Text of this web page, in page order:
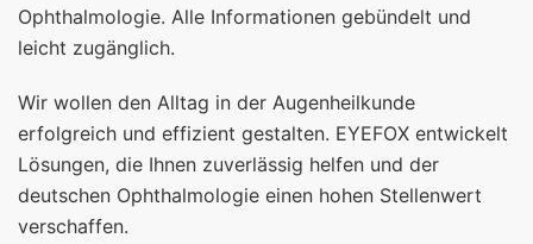
Ophthalmologie. Alle Informationen gebündelt und
leicht zugänglich.
Wir wollen den Alltag in der Augenheilkunde
erfolgreich und effizient gestalten. EYEFOX entwickelt
Lösungen, die Ihnen zuverlässig helfen und der
deutschen Ophthalmologie einen hohen Stellenwert
verschaffen.